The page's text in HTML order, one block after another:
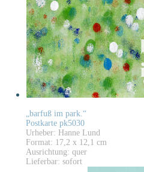
„barfuß im park.“
Postkarte pk5030
Urheber: Hanne Lund
Format: 17,2 x 12,1 cm
Ausrichtung: quer
Lieferbar: sofort